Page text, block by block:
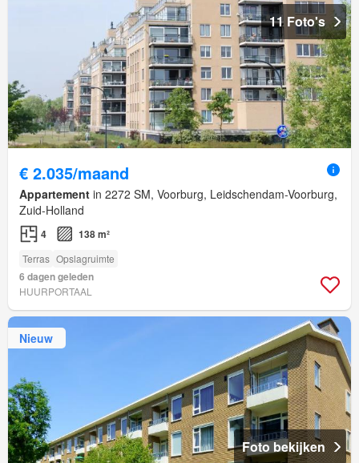
11 Foto's
€ 2.035/maand
Appartement in 2272 SM, Voorburg, Leidschendam-Voorburg,
Zuid-Holland
4 138 m²
Terras Opslagruimte
6 dagen geleden
HUURPORTAAL
Nieuw
Foto bekijken